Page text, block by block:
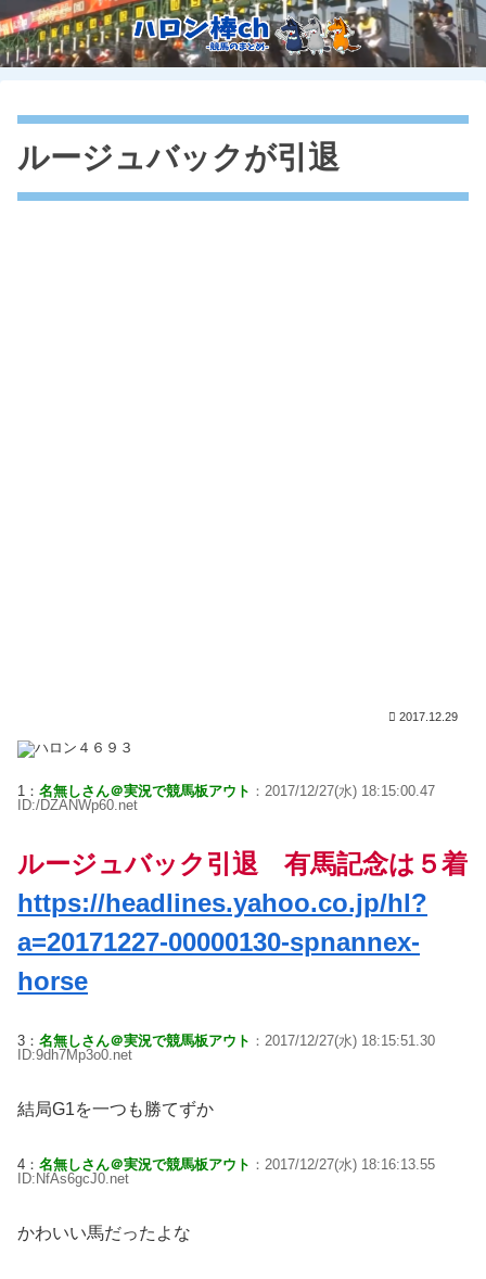
ルージュバックが引退
2017.12.29
1： 名無しさん＠実況で競馬板アウト ：2017/12/27(水) 18:15:00.47
ID:/DZANWp60.net
ルージュバック引退 有馬記念は５着
https://headlines.yahoo.co.jp/hl?
a=20171227-00000130-spnannex-
horse
3： 名無しさん＠実況で競馬板アウト ：2017/12/27(水) 18:15:51.30
ID:9dh7Mp3o0.net
結局G1を一つも勝てずか
4： 名無しさん＠実況で競馬板アウト ：2017/12/27(水) 18:16:13.55
ID:NfAs6gcJ0.net
かわいい馬だったよな